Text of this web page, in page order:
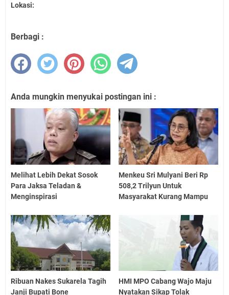
Lokasi:
Berbagi :
Anda mungkin menyukai postingan ini :
Melihat Lebih Dekat Sosok
Para Jaksa Teladan &
Menginspirasi
Menkeu Sri Mulyani Beri Rp
508,2 Trilyun Untuk
Masyarakat Kurang Mampu
Ribuan Nakes Sukarela Tagih
Janji Bupati Bone
HMI MPO Cabang Wajo Maju
Nyatakan Sikap Tolak